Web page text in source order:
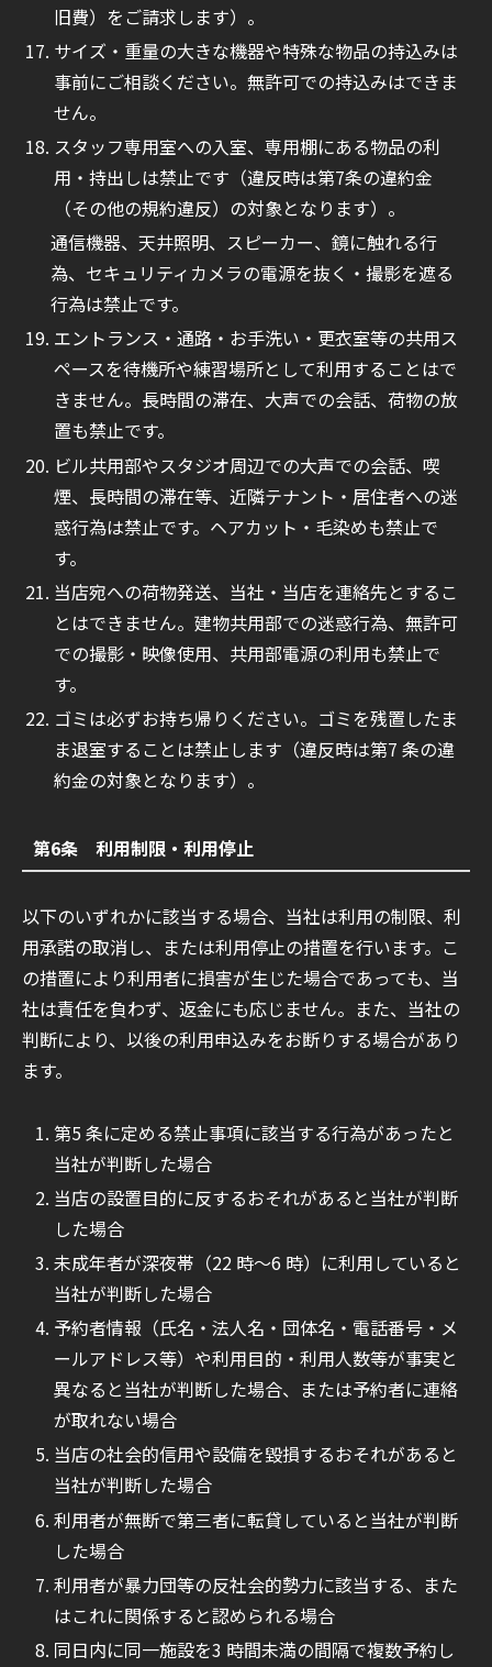
旧費）をご請求します）。
サイズ・重量の大きな機器や特殊な物品の持込みは
事前にご相談ください。無許可での持込みはできま
せん。
スタッフ専用室への入室、専用棚にある物品の利
用・持出しは禁止です（違反時は第7条の違約金
（その他の規約違反）の対象となります）。
通信機器、天井照明、スピーカー、鏡に触れる行
為、セキュリティカメラの電源を抜く・撮影を遮る
行為は禁止です。
エントランス・通路・お手洗い・更衣室等の共用ス
ペースを待機所や練習場所として利用することはで
きません。長時間の滞在、大声での会話、荷物の放
置も禁止です。
ビル共用部やスタジオ周辺での大声での会話、喫
煙、長時間の滞在等、近隣テナント・居住者への迷
惑行為は禁止です。ヘアカット・毛染めも禁止で
す。
当店宛への荷物発送、当社・当店を連絡先とするこ
とはできません。建物共用部での迷惑行為、無許可
での撮影・映像使用、共用部電源の利用も禁止で
す。
ゴミは必ずお持ち帰りください。ゴミを残置したま
ま退室することは禁止します（違反時は第7 条の違
約金の対象となります）。
第6条 利用制限・利用停止
以下のいずれかに該当する場合、当社は利用の制限、利
用承諾の取消し、または利用停止の措置を行います。こ
の措置により利用者に損害が生じた場合であっても、当
社は責任を負わず、返金にも応じません。また、当社の
判断により、以後の利用申込みをお断りする場合があり
ます。
第5 条に定める禁止事項に該当する行為があったと
当社が判断した場合
当店の設置目的に反するおそれがあると当社が判断
した場合
未成年者が深夜帯（22 時〜6 時）に利用していると
当社が判断した場合
予約者情報（氏名・法人名・団体名・電話番号・メ
ールアドレス等）や利用目的・利用人数等が事実と
異なると当社が判断した場合、または予約者に連絡
が取れない場合
当店の社会的信用や設備を毀損するおそれがあると
当社が判断した場合
利用者が無断で第三者に転貸していると当社が判断
した場合
利用者が暴力団等の反社会的勢力に該当する、また
はこれに関係すると認められる場合
同日内に同一施設を3 時間未満の間隔で複数予約し